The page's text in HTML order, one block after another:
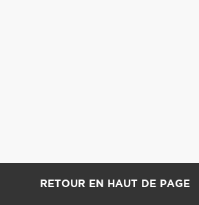
RETOUR EN HAUT DE PAGE